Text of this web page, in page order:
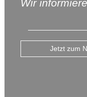
Wir
Jetzt zum